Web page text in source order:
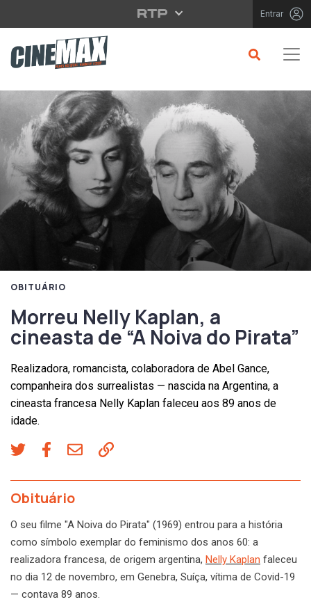
Saltar para o conteúdo principal Entrar
OBITUÁRIO
Morreu Nelly Kaplan, a
cineasta de “A Noiva do Pirata”
Realizadora, romancista, colaboradora de Abel Gance,
companheira dos surrealistas — nascida na Argentina, a
cineasta francesa Nelly Kaplan faleceu aos 89 anos de
idade.
Obituário
O seu filme "A Noiva do Pirata" (1969) entrou para a história
como símbolo exemplar do feminismo dos anos 60: a
realizadora francesa, de origem argentina, Nelly Kaplan faleceu
no dia 12 de novembro, em Genebra, Suíça, vítima de Covid-19
— contava 89 anos.